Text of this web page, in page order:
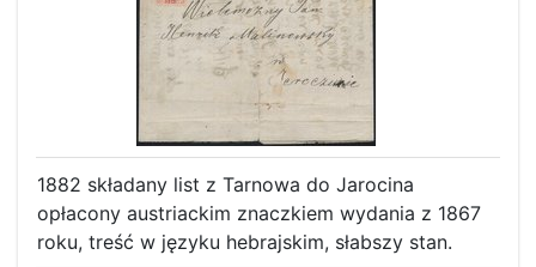
1882 składany list z Tarnowa do Jarocina
opłacony austriackim znaczkiem wydania z 1867
roku, treść w języku hebrajskim, słabszy stan.